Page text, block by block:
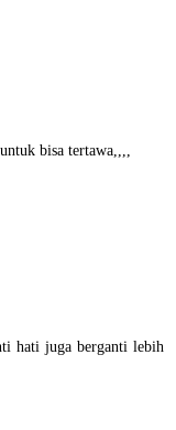
bisa tertawa,,,,
hati juga berganti lebih